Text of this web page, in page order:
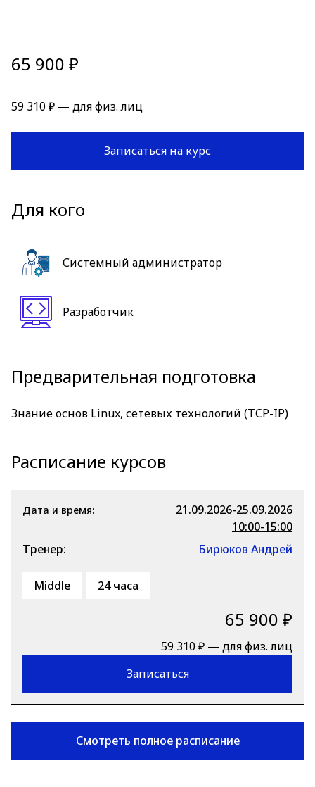
65 900 ₽
59 310 ₽ — для физ. лиц
Записаться на курс
Для кого
Системный администратор
Разработчик
Предварительная подготовка
Знание основ Linux, сетевых технологий (TCP-IP)
Расписание курсов
Дата и время:
21.09.2026-25.09.2026
10:00-15:00
Тренер:
Бирюков Андрей
Middle 24 часа
65 900 ₽
59 310 ₽ — для физ. лиц
Записаться
Смотреть полное расписание